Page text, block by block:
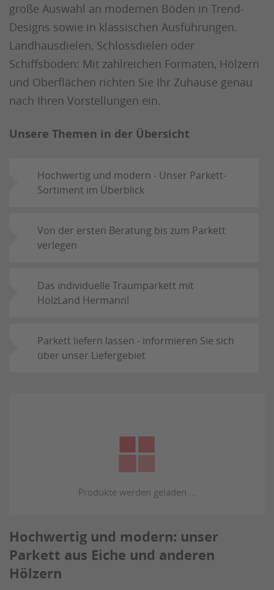
große Auswahl an modernen Böden in Trend-
Designs sowie in klassischen Ausführungen.
Landhausdielen, Schlossdielen oder
Schiffsboden: Mit zahlreichen Formaten, Hölzern
und Oberflächen richten Sie Ihr Zuhause genau
nach Ihren Vorstellungen ein.
Unsere Themen in der Übersicht
Hochwertig und modern - Unser Parkett-
Sortiment im Überblick
Von der ersten Beratung bis zum Parkett
verlegen
Das individuelle Traumparkett mit
HolzLand Hermann!
Parkett liefern lassen - informieren Sie sich
über unser Liefergebiet
Hochwertig und modern: unser
Parkett aus Eiche und anderen
Hölzern